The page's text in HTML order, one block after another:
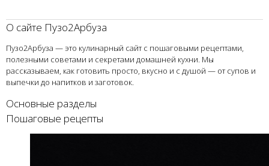
О сайте Пузо2Арбуза
Пузо2Арбуза — это кулинарный сайт с пошаговыми рецептами,
полезными советами и секретами домашней кухни. Мы
рассказываем, как готовить просто, вкусно и с душой — от супов и
выпечки до напитков и заготовок.
Основные разделы
Пошаговые рецепты